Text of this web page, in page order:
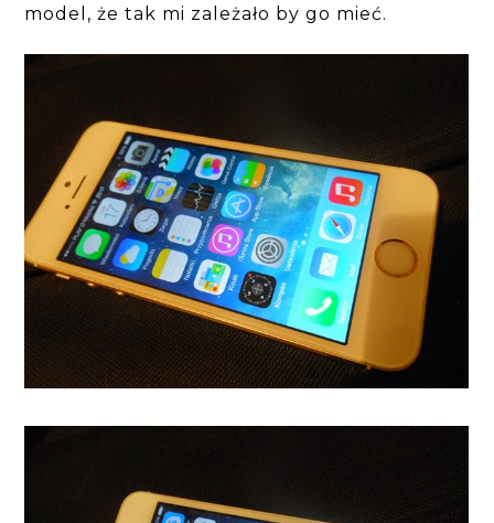
model, że tak mi zależało by go mieć.